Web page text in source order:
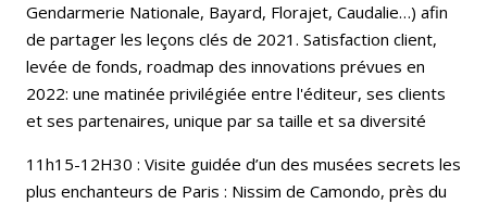
Gendarmerie Nationale, Bayard, Florajet, Caudalie…) afin
de partager les leçons clés de 2021. Satisfaction client,
levée de fonds, roadmap des innovations prévues en
2022: une matinée privilégiée entre l'éditeur, ses clients
et ses partenaires, unique par sa taille et sa diversité
11h15-12H30 : Visite guidée d’un des musées secrets les
plus enchanteurs de Paris : Nissim de Camondo, près du